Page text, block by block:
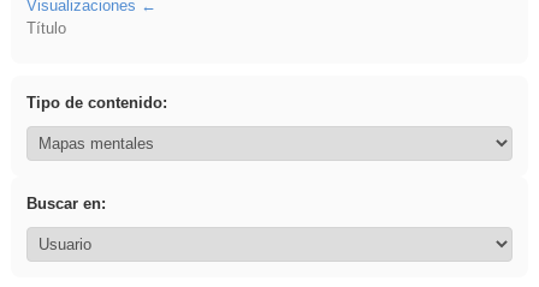
Visualizaciones
Título
Tipo de contenido:
Buscar en: